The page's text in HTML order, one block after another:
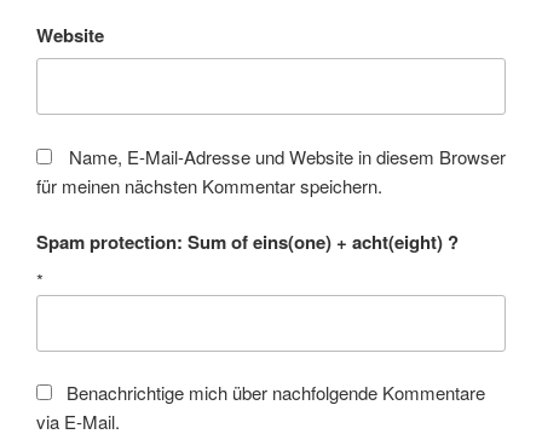
Website
Name, E-Mail-Adresse und Website in diesem Browser
für meinen nächsten Kommentar speichern.
Spam protection: Sum of eins(one) + acht(eight) ?
*
Benachrichtige mich über nachfolgende Kommentare
via E-Mail.